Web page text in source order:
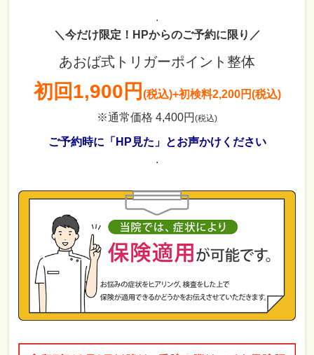
.
＼今だけ限定！HPからのご予約に限り／
あおば式トリガーポイント整体
初回1,900円 (税込)+初検料2,200円(税込)
※通常価格 4,400円 (税込)
ご予約時に「HP見た」とお声かけください
.